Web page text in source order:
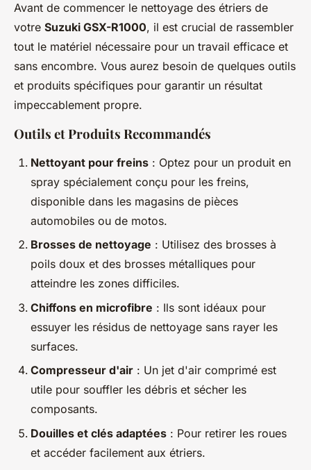
Avant de commencer le nettoyage des étriers de
votre Suzuki GSX-R1000, il est crucial de rassembler
tout le matériel nécessaire pour un travail efficace et
sans encombre. Vous aurez besoin de quelques outils
et produits spécifiques pour garantir un résultat
impeccablement propre.
Outils et Produits Recommandés
Nettoyant pour freins : Optez pour un produit en
spray spécialement conçu pour les freins,
disponible dans les magasins de pièces
automobiles ou de motos.
Brosses de nettoyage : Utilisez des brosses à
poils doux et des brosses métalliques pour
atteindre les zones difficiles.
Chiffons en microfibre : Ils sont idéaux pour
essuyer les résidus de nettoyage sans rayer les
surfaces.
Compresseur d'air : Un jet d'air comprimé est
utile pour souffler les débris et sécher les
composants.
Douilles et clés adaptées : Pour retirer les roues
et accéder facilement aux étriers.